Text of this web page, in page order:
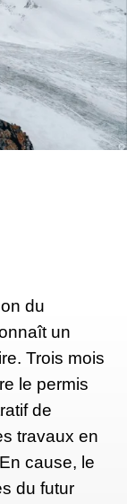
du
un
Trois mois
le permis
de
travaux en
cause, le
du futur